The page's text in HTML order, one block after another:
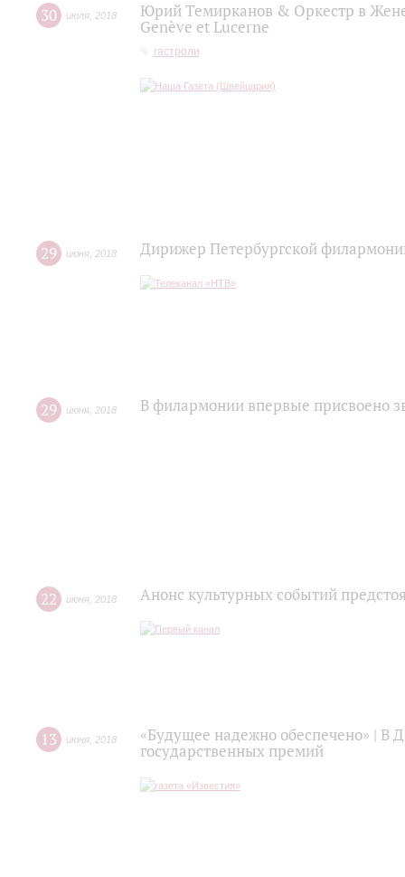
30 июля 2018
Юрий Темирканов & Оркестр в
Genève et Lucerne
гастроли
29 июня 2018 Дирижер Петербургской
29 июня 2018 В филармонии впервые присвоено
22 июня 2018 Анонс культурных событий
13 июня 2018
«Будущее надежно обеспечено» | В
государственных премий